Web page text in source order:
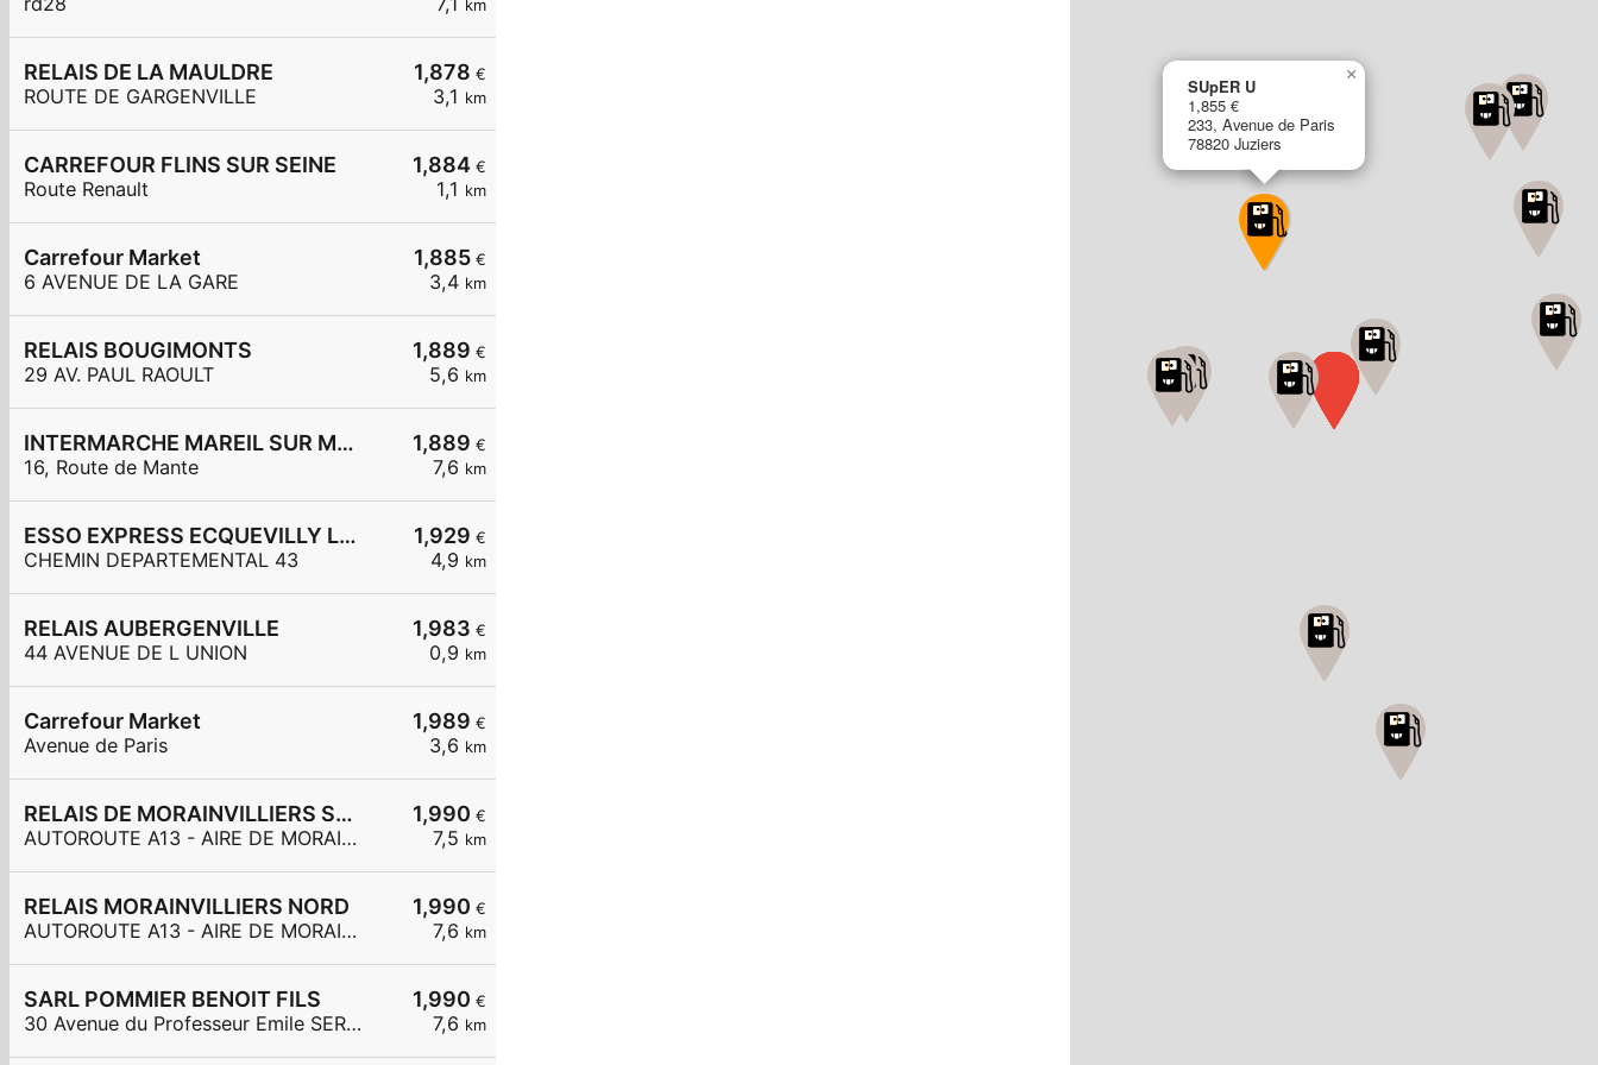
km
1,878 €
3,1 km
RELAIS DE LA MAULDRE
ROUTE DE GARGENVILLE
1,884 €
1,1 km
CARREFOUR FLINS SUR SEINE
Route Renault
1,885 €
3,4 km
Carrefour Market
6 AVENUE DE LA GARE
1,889 €
5,6 km
RELAIS BOUGIMONTS
29 AV. PAUL RAOULT
1,889 €
7,6 km
INTERMARCHE MAREIL SUR MAULDRE
16, Route de Mante
1,929 €
4,9 km
ESSO EXPRESS ECQUEVILLY LA CHAMOISERIE
CHEMIN DEPARTEMENTAL 43
1,983 €
0,9 km
RELAIS AUBERGENVILLE
44 AVENUE DE L UNION
1,989 €
3,6 km
Carrefour Market
Avenue de Paris
1,990 €
7,5 km
RELAIS DE MORAINVILLIERS SUD
AUTOROUTE A13 - AIRE DE MORAINVILLIERS SUD
1,990 €
7,6 km
RELAIS MORAINVILLIERS NORD
AUTOROUTE A13 - AIRE DE MORAINVILLIERS NORD
1,990 €
7,6 km
SARL POMMIER BENOIT FILS
30 Avenue du Professeur Emile SERGENT
SUpER U
1,855 €
233, Avenue de Paris
78820 Juziers
×